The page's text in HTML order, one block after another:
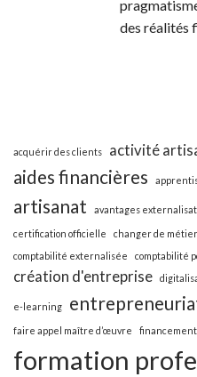
des réalités
acquérir des clients activité
aides financières
artisanat avantages
certification officielle changer de métier
comptabilité externalisée
comptabilité
création d'entreprise
e-learning
faire appel maître d’œuvre
formation